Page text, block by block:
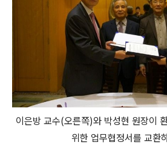
이은방 교수(오른쪽)와 박성현 원장이
위한 업무협정서를 교환